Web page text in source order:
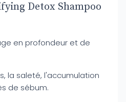
Detox Shampoo
en profondeur et de
la saleté, l'accumulation
de sébum.